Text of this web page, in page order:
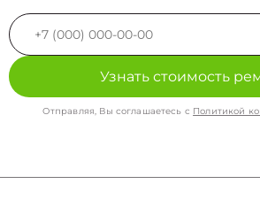
Узнать стоимость
Отправляя, Вы соглашаетесь с Политикой